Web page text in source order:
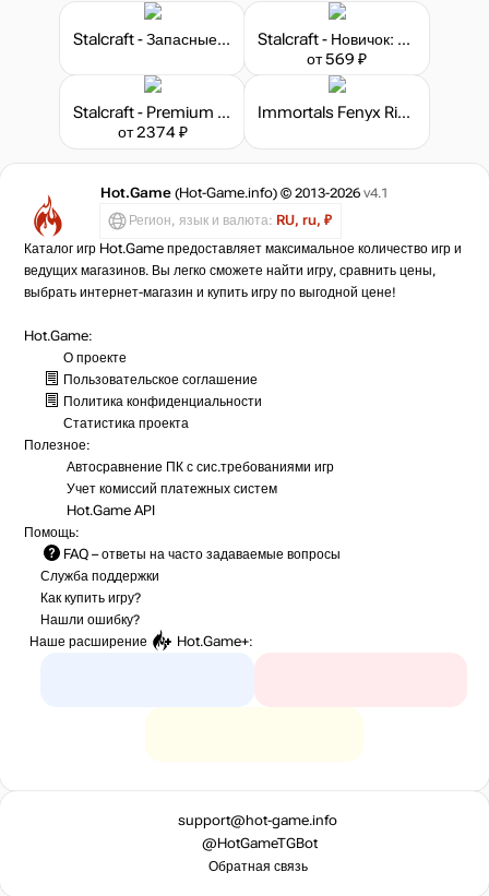
Stalcraft - Запасные детали
Stalcraft - Новичок: Исследователь (перс.)
от 569 ₽
Stalcraft - Premium 180 days
от 2374 ₽
Immortals Fenyx Rising - The Lost Gods
Hot.Game (Hot-Game.info) © 2013-2026 v4.1
Регион, язык и валюта: RU, ru, ₽
Каталог игр Hot.Game предоставляет максимальное количество игр и
ведущих магазинов. Вы легко сможете найти игру, сравнить цены,
выбрать интернет-магазин и купить игру по выгодной цене!
Hot.Game:
О проекте
Пользовательское соглашение
Политика конфиденциальности
Статистика проекта
Полезное:
Автосравнение ПК с сис.требованиями игр
Учет комиссий платежных систем
Hot.Game API
Помощь:
FAQ – ответы на часто задаваемые вопросы
Служба поддержки
Как купить игру?
Нашли ошибку?
Наше расширение
Hot.Game+:
support@hot-game.info
@HotGameTGBot
Обратная связь